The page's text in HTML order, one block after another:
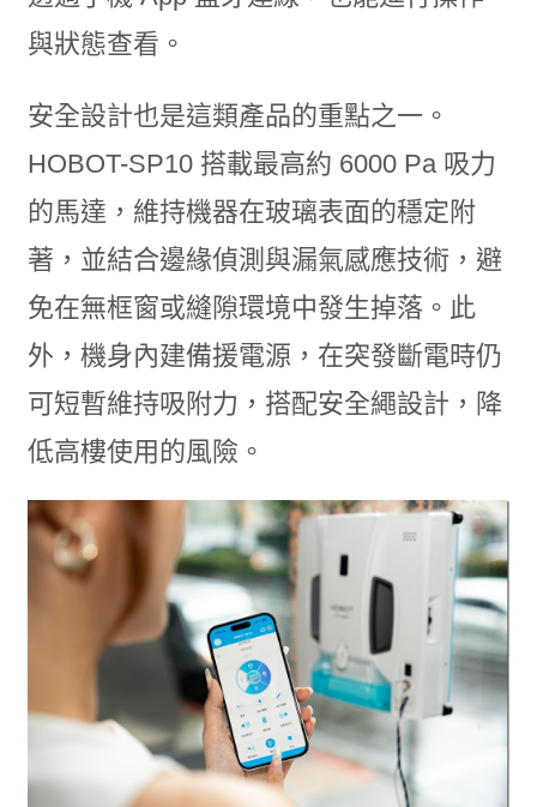
與狀態查看。
安全設計也是這類產品的重點之一。
HOBOT-SP10 搭載最高約 6000 Pa 吸力
的馬達，維持機器在玻璃表面的穩定附
著，並結合邊緣偵測與漏氣感應技術，避
免在無框窗或縫隙環境中發生掉落。此
外，機身內建備援電源，在突發斷電時仍
可短暫維持吸附力，搭配安全繩設計，降
低高樓使用的風險。